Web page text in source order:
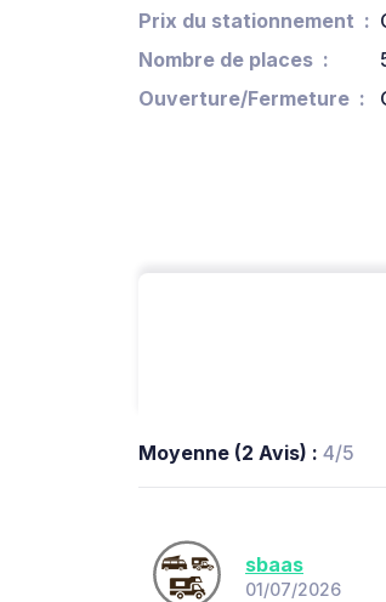
Prix du stationnement
Nombre de places
Ouverture/Fermeture
Moyenne (2 Avis) : 4/5
sbaas
01/07/2026